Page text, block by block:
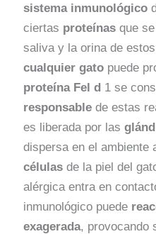
sistema inmunológico
ciertas proteínasque
saliva y la orina de
cualquier gato puede
proteína Fel d 1 se
responsable de estas
es liberada por las
dispersa en el ambiente
célulasde la piel del
alérgica entra en
inmunológico puede
exagerada, provocando